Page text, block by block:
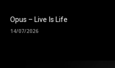
Opus – Live Is Life
14/07/2026